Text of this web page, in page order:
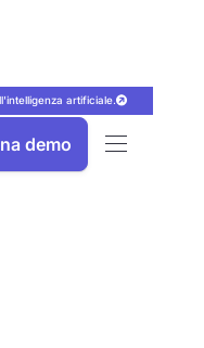
artificiale.
demo